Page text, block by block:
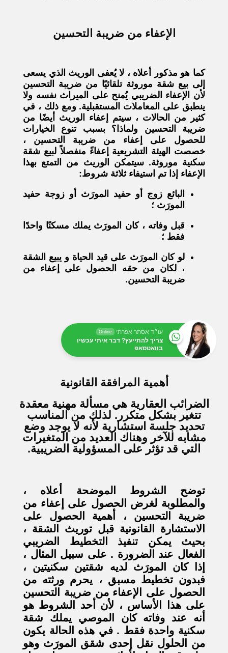
الإعفاء من ضريبة التحسين
كما هو مذكور أعلاه ، لا يُعفى الوريث الذي يسعى
إلى بيع شقة موروثة تلقائيًا من ضريبة التحسين
لأن الإعفاء الضريبي يُمنح على الميراث نفسه ولا
ينطبق على المعاملات المستقبلية. ومع ذلك ، في
كثير من الحالات ، سيتم إعفاء الوريث أيضًا من
ضريبة التحسين ولماذا؟ بسبب تنوع الخيارات
للحصول على إعفاء من ضريبة التحسين ،
خصصت الهيئة التشريعية إعفاءً منفصلاً لبيع شقة
سكنية موروثة. سيتمكن الوريث من التمتع بهذا
الإعفاء إذا تم استيفاء ثلاثة شروط:
البائع زوج أو حفيد المورَث أو زوجة حفيد
المورَث ؛
قبل وفاته ، كان المورَث يملك مسكنًا واحدًا
فقط ؛
لو كان المورَث على قيد الحياة و يبيع الشقة
، لكان من حقه الحصول على إعفاء من
ضريبة التحسين.
עו״ד אסתר אפרתי Online
צריך להתייעץ? דבר איתי עכשיו
בוואטסאפ
أهمية المرافقة القانونية
الضرائب العقارية هي مسألة مهنية معقدة
تتغير بشكل متكرر. لذلك من المناسب
تحديد جلسة استشارية لأنه لا يوجد وضع
مشابه للآخر وهناك العديد من المتغيرات
التي قد تؤثر على المسؤولية الضريبية.
توضح الشروط الموضحة أعلاه ،
والمطلوبة لغرض الحصول على إعفاء من
ضريبة التحسين ، أهمية الحصول على
الاستشارة القانونية قبل توريث الشقة ،
بحيث يمكن تنفيذ التخطيط الضريبي
الفعال عند الضرورة . على سبيل المثال ،
إذا كان المورَث لديه شقتين سكنيتين ،
فبدون تخطيط مسبق ، يحرم ورثته من
الحصول على الإعفاء من ضريبة التحسين
على هذا الأساس ، لأن أحد الشروط هو
أنه عند وفاته كان الموصي يملك شقة
سكنية واحدة فقط . في هذه الحالة يكون
من الحلول نقل إحدى شقق المورَث وهو